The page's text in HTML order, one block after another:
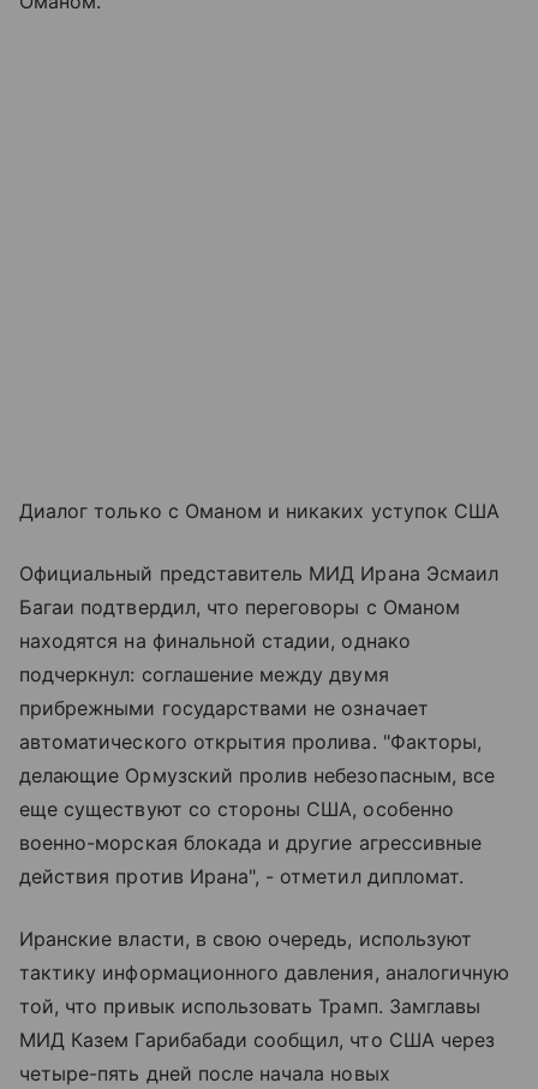
Диалог только с Оманом и никаких уступок США
Официальный представитель МИД Ирана Эсмаил
Багаи подтвердил, что переговоры с Оманом
находятся на финальной стадии, однако
подчеркнул: соглашение между двумя
прибрежными государствами не означает
автоматического открытия пролива. "Факторы,
делающие Ормузский пролив небезопасным, все
еще существуют со стороны США, особенно
военно-морская блокада и другие агрессивные
действия против Ирана", - отметил дипломат.
Иранские власти, в свою очередь, используют
тактику информационного давления, аналогичную
той, что привык использовать Трамп. Замглавы
МИД Казем Гарибабади сообщил, что США через
четыре-пять дней после начала новых